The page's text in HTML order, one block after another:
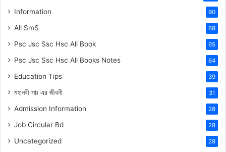
Information 90
All SmS 68
Psc Jsc Ssc Hsc All Book 65
Psc Jsc Ssc Hsc All Books Notes 64
Education Tips 39
মহানবী সাঃ এর জীবনী 31
Admission Information 28
Job Circular Bd 28
Uncategorized 28